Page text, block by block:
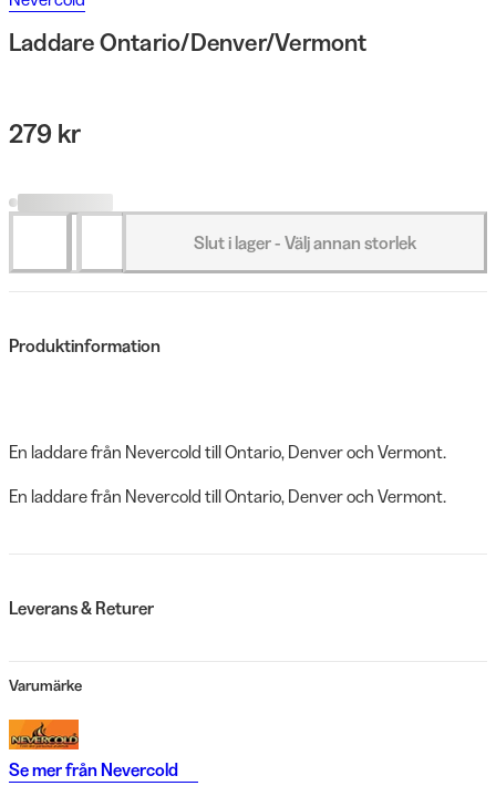
Laddare Ontario/Denver/Vermont
279 kr
Slut i lager - Välj annan storlek
Produktinformation
En laddare från Nevercold till Ontario, Denver och Vermont.
En laddare från Nevercold till Ontario, Denver och Vermont.
Leverans & Returer
Varumärke
Se mer från Nevercold